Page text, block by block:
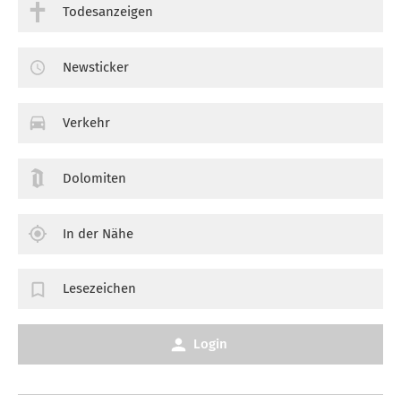
Todesanzeigen
Newsticker
Verkehr
Dolomiten
In der Nähe
Lesezeichen
Login